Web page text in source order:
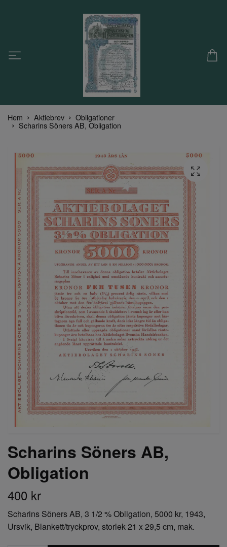
Hem Aktiebrev Obligationer
Scharins Söners AB, Obligation
Scharins Söners AB,
Obligation
400 kr
Scharins Söners AB, 3 1/2 % Obligation, 5000 kr, 1943,
Ursvik, Blankett/tryckprov, storlek 21 x 29,5 cm, mak.